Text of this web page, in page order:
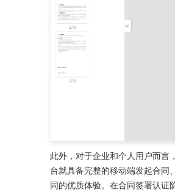
此外，对于企业和个人用户而言
台就具备完整的移动端发起合同
同的优质体验。在合同签署认证